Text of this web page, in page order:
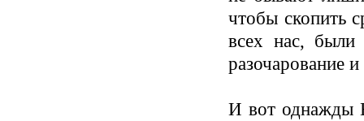
чтобы скопить
всех нас, были
разочарование и
И вот однажды